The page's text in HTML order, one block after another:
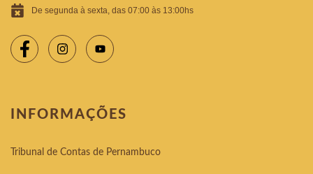
De segunda à sexta, das 07:00 às 13:00hs
INFORMAÇÕES
Tribunal de Contas de Pernambuco